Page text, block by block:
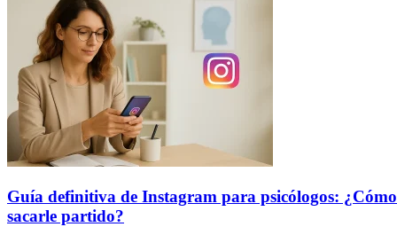
Guía definitiva de Instagram para psicólogos: ¿Cómo
sacarle partido?